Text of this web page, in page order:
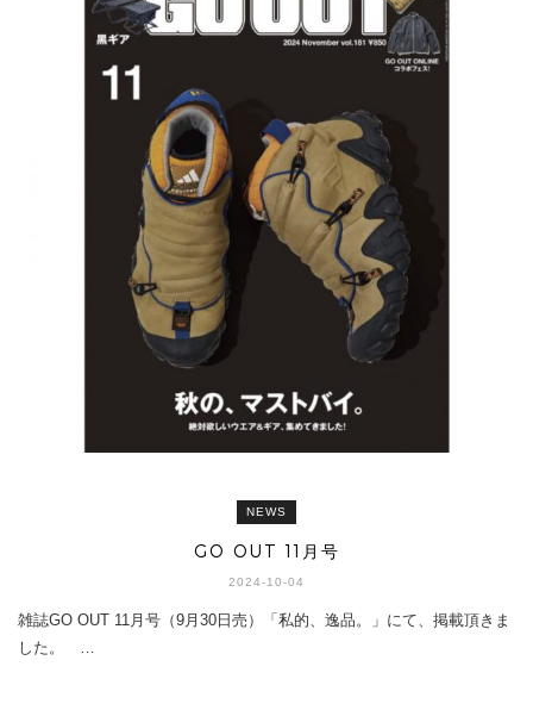
NEWS
GO OUT 11月号
2024-10-04
雑誌GO OUT 11月号（9月30日売）「私的、逸品。」にて、掲載頂きま
した。 …